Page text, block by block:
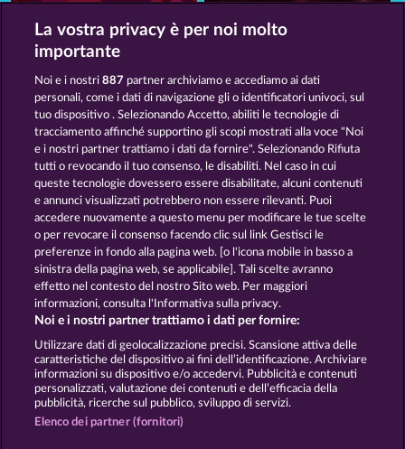
Fruits & Wilds 2 3 Golden Cherries
Termini e condizioni
Informativa sulla privacy Note legali
Società FAQ Facebook
Invia richiesta di recesso
La vostra privacy è per noi molto
importante
Noi e i nostri887 partner archiviamo e accediamo ai dati
personali, come i dati di navigazione gli o identificatori univoci, sul
tuo dispositivo . Selezionando Accetto, abiliti le tecnologie di
tracciamento affinché supportino gli scopi mostrati alla voce "Noi
e i nostri partner trattiamo i dati da fornire". Selezionando Rifiuta
tutti o revocando il tuo consenso, le disabiliti. Nel caso in cui
queste tecnologie dovessero essere disabilitate, alcuni contenuti
e annunci visualizzati potrebbero non essere rilevanti. Puoi
accedere nuovamente a questo menu per modificare le tue scelte
o per revocare il consenso facendo clic sul link Gestisci le
preferenze in fondo alla pagina web. [o l'icona mobile in basso a
sinistra della pagina web, se applicabile]. Tali scelte avranno
effetto nel contesto del nostro Sito web. Per maggiori
informazioni, consulta l'Informativa sulla privacy.
Noi e i nostri partner trattiamo i dati per fornire:
Utilizzare dati di geolocalizzazione precisi. Scansione attiva delle
caratteristiche del dispositivo ai fini dell’identificazione. Archiviare
informazioni su dispositivo e/o accedervi. Pubblicità e contenuti
personalizzati, valutazione dei contenuti e dell’efficacia della
pubblicità, ricerche sul pubblico, sviluppo di servizi.
Elenco dei partner (fornitori)